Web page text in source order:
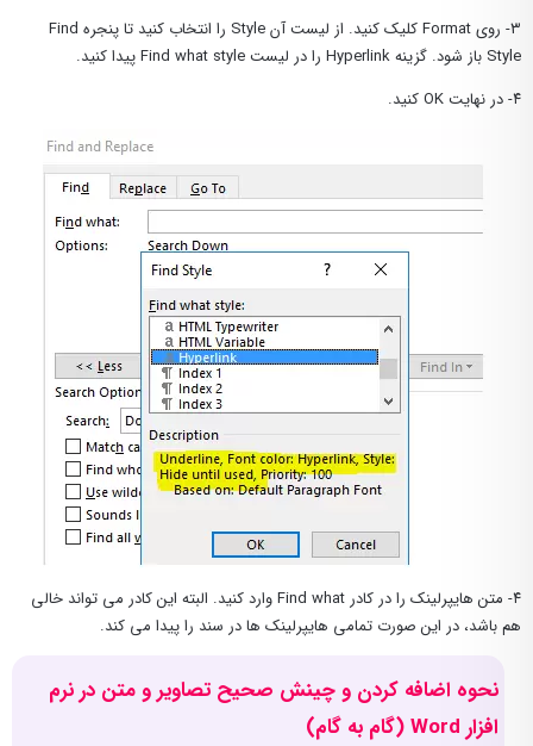
۳- روی Format کلیک کنید. از لیست آن Style را انتخاب کنید تا پنجره Find
Style باز شود. گزینه Hyperlink را در لیست Find what style پیدا کنید.
۴- در نهایت OK کنید.
۴- متن هایپرلینک را در کادر Find what وارد کنید. البته این کادر می تواند خالی
هم باشد، در این صورت تمامی هایپرلینک ها در سند را پیدا می کند.
نحوه اضافه کردن و چینش صحیح تصاویر و متن در نرم
افزار Word (گام به گام)